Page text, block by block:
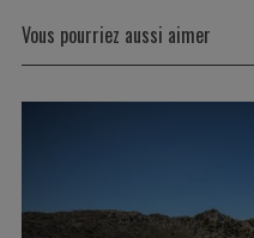
Vous pourriez aussi aimer